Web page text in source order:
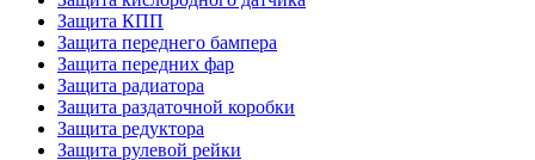
Защита КПП
Защита переднего бампера
Защита передних фар
Защита радиатора
Защита раздаточной коробки
Защита редуктора
Защита рулевой рейки